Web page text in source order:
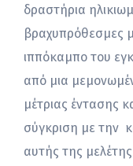
δραστήρια
βραχυπρόθεσμες
ιππόκαμπο του
από μια
μέτριας έντασης
σύγκριση με την
αυτής της